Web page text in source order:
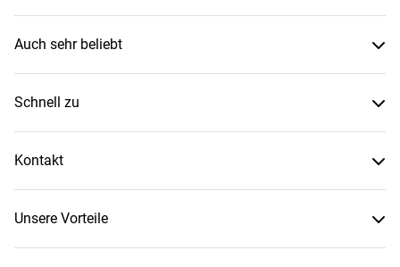
Auch sehr beliebt
Schnell zu
Kontakt
Unsere Vorteile